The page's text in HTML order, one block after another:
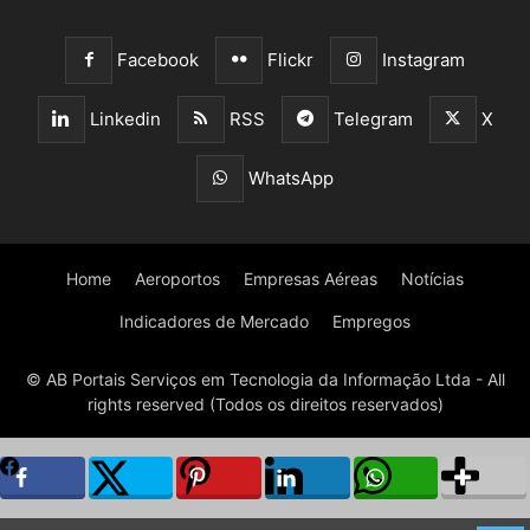
Facebook Flickr Instagram
Linkedin RSS Telegram X
WhatsApp
Home Aeroportos Empresas Aéreas Notícias
Indicadores de Mercado Empregos
© AB Portais Serviços em Tecnologia da Informação Ltda - All
rights reserved (Todos os direitos reservados)